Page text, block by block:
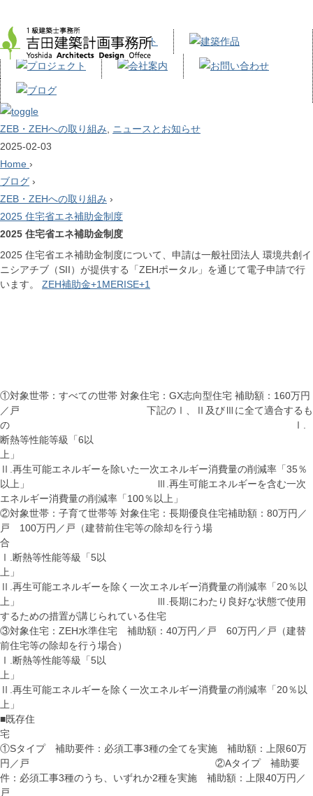
ZEB・ZEHへの取り組み
ニュースとお知らせ
2025-02-03
Home ›
ブログ ›
ZEB・ZEHへの取り組み ›
2025 住宅省エネ補助金制度
2025 住宅省エネ補助金制度
2025 住宅省エネ補助金制度について、申請は一般社団法人 環境共創イ
ニシアチブ（SII）が提供する「ZEHポータル」を通じて電子申請で行
います。 ZEH補助金+1MERISE+1
①対象世帯：すべての世帯 対象住宅：GX志向型住宅 補助額：160万円
／戸 下記のⅠ、Ⅱ及びⅢに全て適合するも
の Ⅰ.
断熱等性能等級「6以
上
Ⅱ.再生可能エネルギーを除いた一次エネルギー消費量の削減率「35％
以上」 Ⅲ.再生可能エネルギーを含む一次
エネルギー消費量の削減率「100％以上」
②対象世帯：子育て世帯等 対象住宅：長期優良住宅補助額：80万円／
戸 100万円／戸（建替前住宅等の除却を行う場
Ⅰ.断熱等性能等級「5以
上
Ⅱ.再生可能エネルギーを除く一次エネルギー消費量の削減率「20％以
上」 Ⅲ.長期にわたり良好な状態で使用
するための措置が講じられている住宅
③対象住宅：ZEH水準住宅 補助額：40万円／戸 60万円／戸（建替
前住宅等の除却を行う場合）
Ⅰ.断熱等性能等級「5以
上
Ⅱ.再生可能エネルギーを除く一次エネルギー消費量の削減率「20％以
上」
■既存住
①Sタイプ 補助要件：必須工事3種の全てを実施 補助額：上限60万
円／戸 ②Aタイプ 補助要
件：必須工事3種のうち、いずれか2種を実施 補助額：上限40万円／
戸